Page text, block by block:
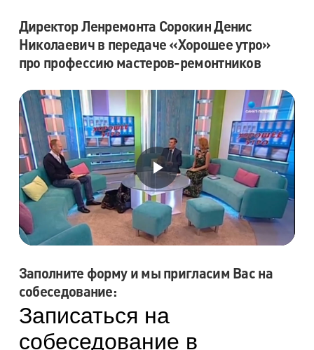
Директор Ленремонта Сорокин Денис
Николаевич в передаче «Хорошее утро»
про профессию мастеров-ремонтников
Заполните форму и мы пригласим Вас на
собеседование: